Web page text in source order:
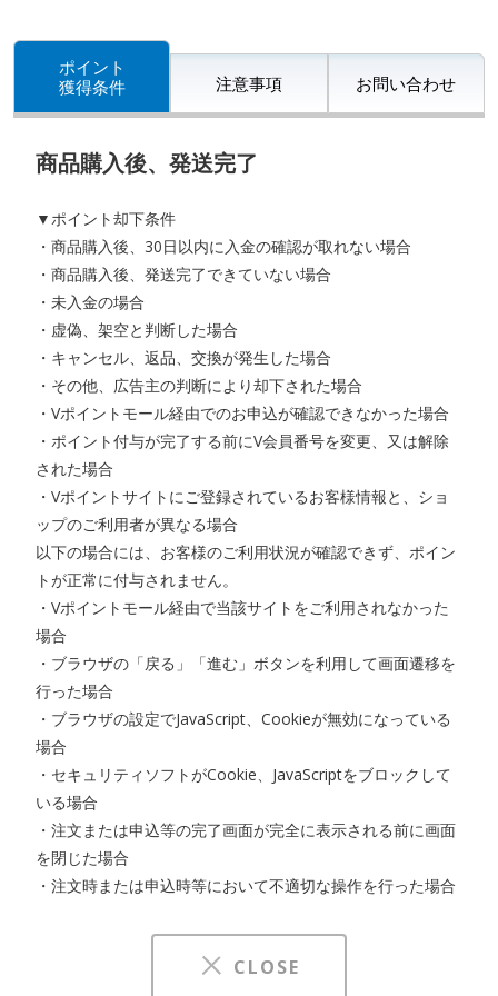
ポイント
獲得条件
注意事項 お問い合わせ
商品購入後、発送完了
▼ポイント却下条件
・商品購入後、30日以内に入金の確認が取れない場合
・商品購入後、発送完了できていない場合
・未入金の場合
・虚偽、架空と判断した場合
・キャンセル、返品、交換が発生した場合
・その他、広告主の判断により却下された場合
・Vポイントモール経由でのお申込が確認できなかった場合
・ポイント付与が完了する前にV会員番号を変更、又は解除
された場合
・Vポイントサイトにご登録されているお客様情報と、ショ
ップのご利用者が異なる場合
以下の場合には、お客様のご利用状況が確認できず、ポイン
トが正常に付与されません。
・Vポイントモール経由で当該サイトをご利用されなかった
場合
・ブラウザの「戻る」「進む」ボタンを利用して画面遷移を
行った場合
・ブラウザの設定でJavaScript、Cookieが無効になっている
場合
・セキュリティソフトがCookie、JavaScriptをブロックして
いる場合
・注文または申込等の完了画面が完全に表示される前に画面
を閉じた場合
・注文時または申込時等において不適切な操作を行った場合
CLOSE